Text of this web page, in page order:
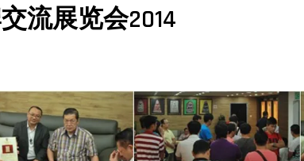
流展览会2014